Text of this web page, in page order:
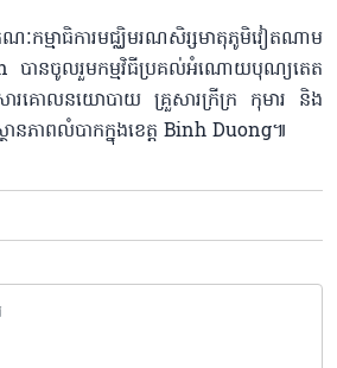
កម្មាធិការមជ្ឈិមរណសិរ្សមាតុភូមិវៀតណាម
ានចូលរួមកម្មវិធីប្រគល់អំណោយបុណ្យតេត
គោលនយោបាយ គ្រួសារក្រីក្រ កុមារ និង
នភាពលំបាកក្នុងខេត្ត Binh Duong៕